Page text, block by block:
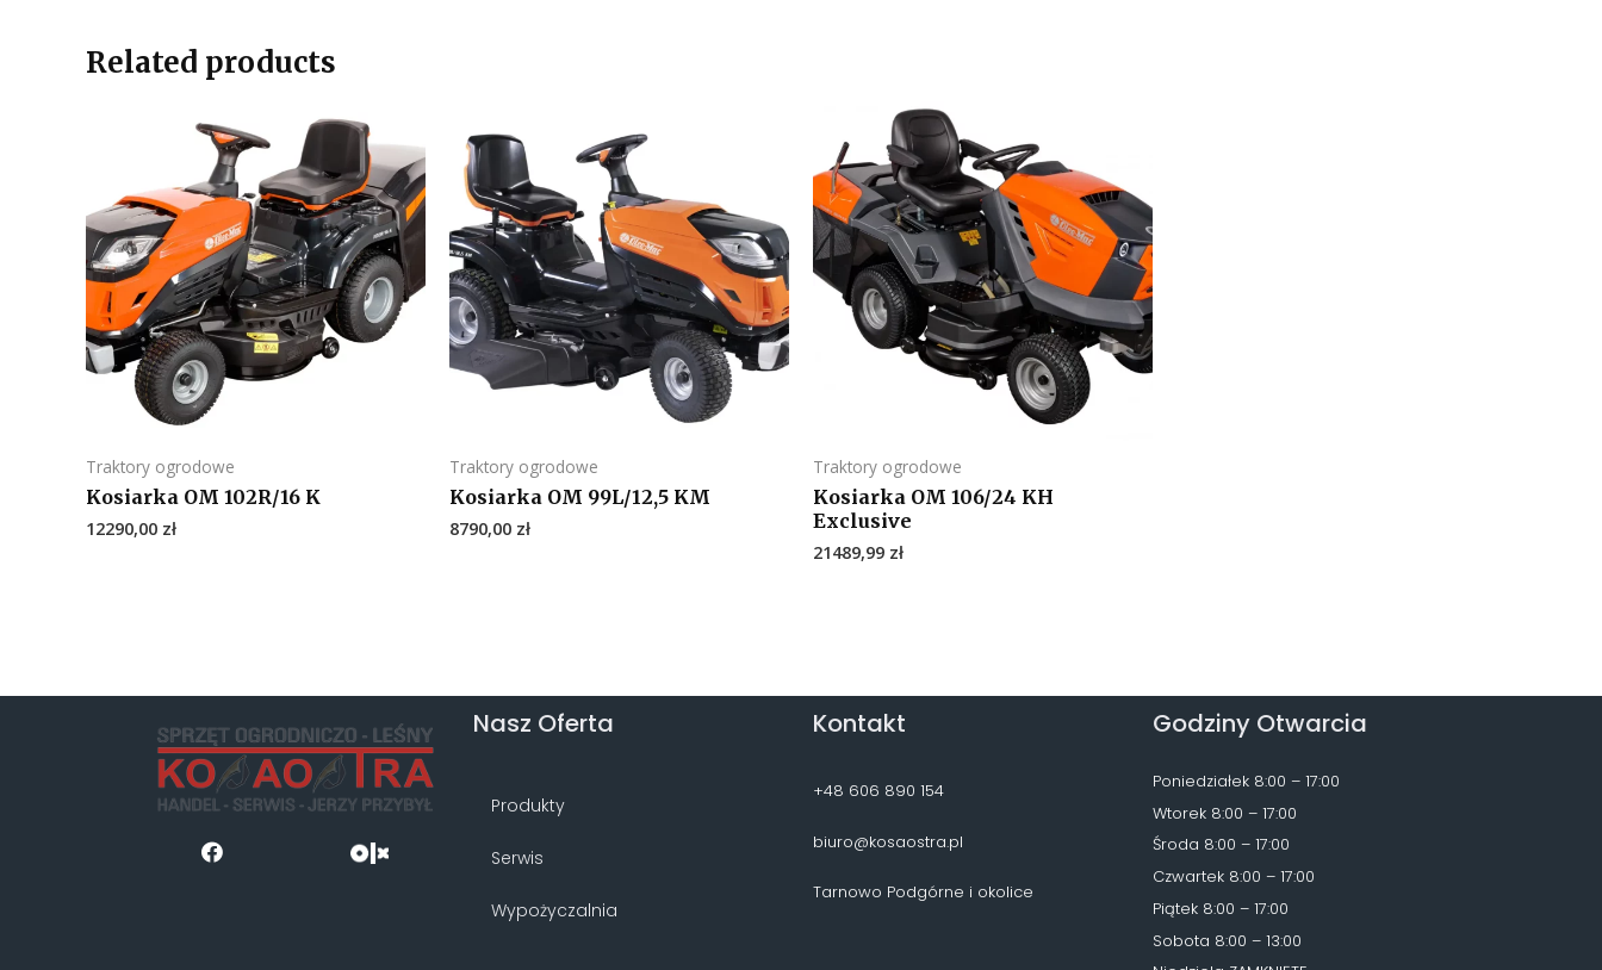
Related products
Traktory ogrodowe
Kosiarka OM 102R/16 K
12290,00 zł
Traktory ogrodowe
Kosiarka OM 99L/12,5 KM
8790,00 zł
Traktory ogrodowe
Kosiarka OM 106/24 KH
Exclusive
21489,99 zł
Nasz Oferta
Produkty
Serwis
Wypożyczalnia
Kontakt
+48 606 890 154
biuro@kosaostra.pl
Tarnowo Podgórne i okolice
Godziny Otwarcia
Poniedziałek 8:00 – 17:00
Wtorek 8:00 – 17:00
Środa 8:00 – 17:00
Czwartek 8:00 – 17:00
Piątek 8:00 – 17:00
Sobota 8:00 – 13:00